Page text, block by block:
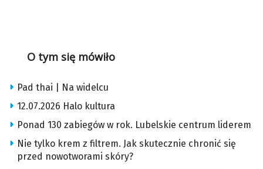
O tym się mówiło
Pad thai | Na widelcu
12.07.2026 Halo kultura
Ponad 130 zabiegów w rok. Lubelskie centrum liderem
Nie tylko krem z filtrem. Jak skutecznie chronić się
przed nowotworami skóry?